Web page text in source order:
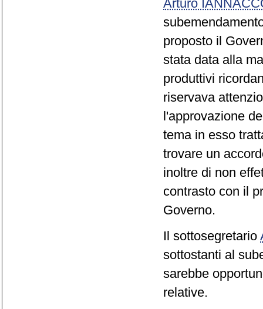
Arturo
proposto il
stata data alla
produttivi
riservava
l'approvazione
tema in esso
trovare un
inoltre di non
contrasto con il
Governo.
Il sottosegretario
sottostanti al
sarebbe
relative.